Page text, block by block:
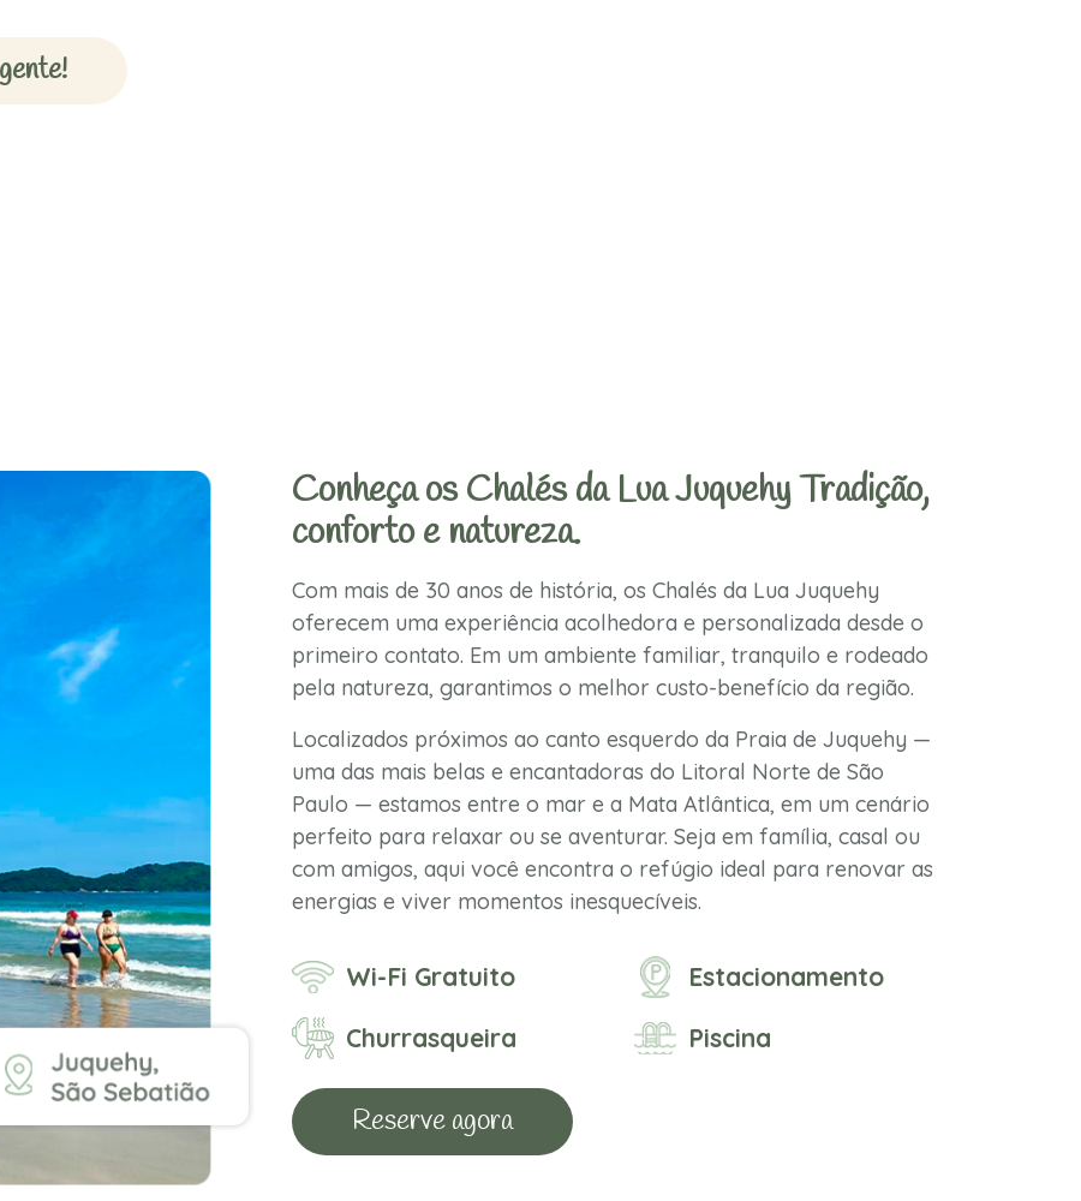
Conheça os Chalés da Lua Juquehy Tradição,
conforto e natureza.
Com mais de 30 anos de história, os Chalés da Lua Juquehy
oferecem uma experiência acolhedora e personalizada desde o
primeiro contato. Em um ambiente familiar, tranquilo e rodeado
pela natureza, garantimos o melhor custo-benefício da região.
Localizados próximos ao canto esquerdo da Praia de Juquehy —
uma das mais belas e encantadoras do Litoral Norte de São
Paulo — estamos entre o mar e a Mata Atlântica, em um cenário
perfeito para relaxar ou se aventurar. Seja em família, casal ou
com amigos, aqui você encontra o refúgio ideal para renovar as
energias e viver momentos inesquecíveis.
Wi-Fi Gratuito
Estacionamento
Churrasqueira
Piscina
Reserve agora